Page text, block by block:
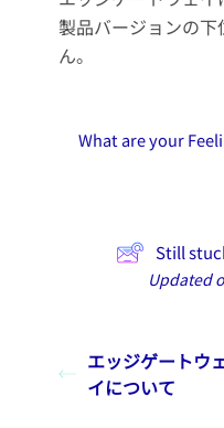
製品バージョンの
ん。
What are your
Still
Updated
エッジゲートウ
イについて